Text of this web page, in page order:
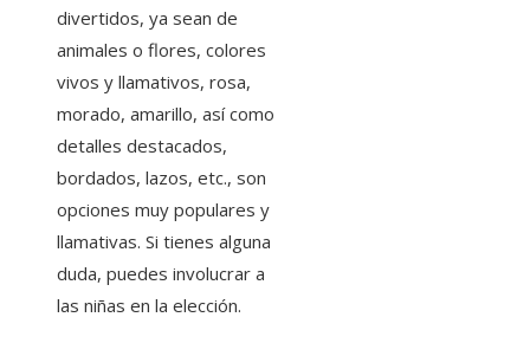
divertidos, ya sean de
animales o flores, colores
vivos y llamativos, rosa,
morado, amarillo, así como
detalles destacados,
bordados, lazos, etc., son
opciones muy populares y
llamativas. Si tienes alguna
duda, puedes involucrar a
las niñas en la elección.